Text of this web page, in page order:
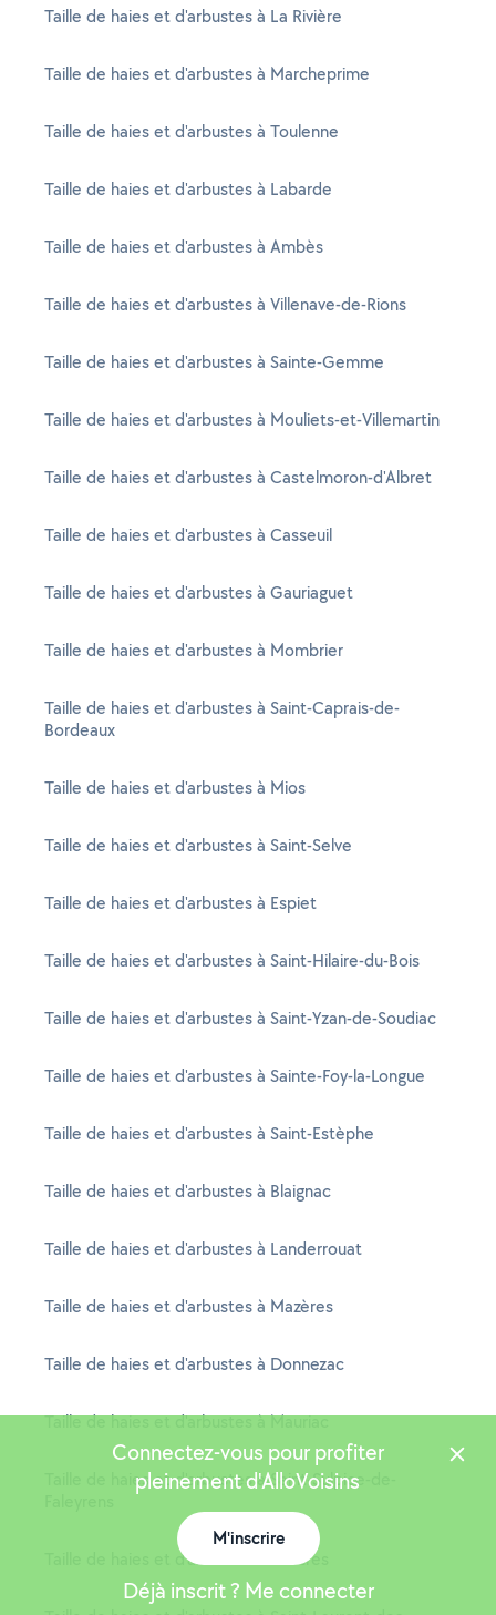
Taille de haies et d'arbustes à La Rivière
Taille de haies et d'arbustes à Marcheprime
Taille de haies et d'arbustes à Toulenne
Taille de haies et d'arbustes à Labarde
Taille de haies et d'arbustes à Ambès
Taille de haies et d'arbustes à Villenave-de-Rions
Taille de haies et d'arbustes à Sainte-Gemme
Taille de haies et d'arbustes à Mouliets-et-Villemartin
Taille de haies et d'arbustes à Castelmoron-d'Albret
Taille de haies et d'arbustes à Casseuil
Taille de haies et d'arbustes à Gauriaguet
Taille de haies et d'arbustes à Mombrier
Taille de haies et d'arbustes à Saint-Caprais-de-
Bordeaux
Taille de haies et d'arbustes à Mios
Taille de haies et d'arbustes à Saint-Selve
Taille de haies et d'arbustes à Espiet
Taille de haies et d'arbustes à Saint-Hilaire-du-Bois
Taille de haies et d'arbustes à Saint-Yzan-de-Soudiac
Taille de haies et d'arbustes à Sainte-Foy-la-Longue
Taille de haies et d'arbustes à Saint-Estèphe
Taille de haies et d'arbustes à Blaignac
Taille de haies et d'arbustes à Landerrouat
Taille de haies et d'arbustes à Mazères
Taille de haies et d'arbustes à Donnezac
Taille de haies et d'arbustes à Mauriac
Taille de haies et d'arbustes à Saint-Sulpice-de-
Taille de haies et d'arbustes à Martres
Connectez-vous pour profiter
pleinement d'AlloVoisins
M'inscrire
Déjà inscrit ? Me connecter